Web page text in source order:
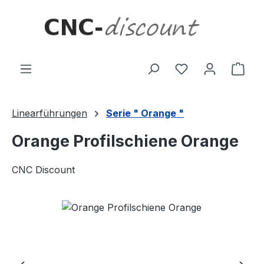
Linearführungen Serie " Orange "
Orange Profilschiene Orange
CNC Discount
Bildergalerie überspringen